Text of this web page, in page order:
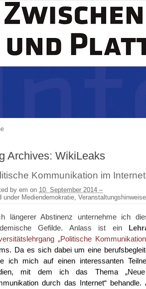
Archives: WikiLeaks
Kommunikation im Internet
by em on 10. September 2014 –
under Mediendemokratie, Veranstaltungshinweise
längerer Abstinenz unternehme ich
Gefilde. Anlass ist ein
„Politische
Da es sich dabei um eine
ich mich auf einen interessanten
mit dem ich das Thema
durch das Internet“